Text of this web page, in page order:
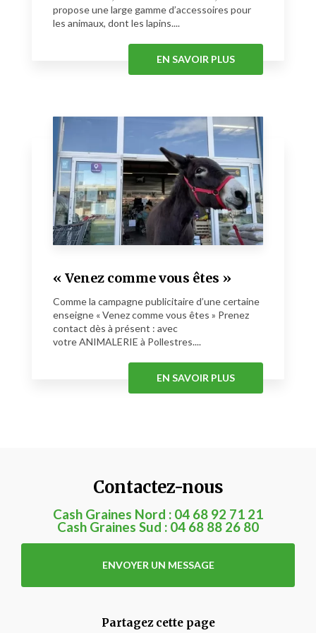
propose une large gamme d’accessoires pour
les animaux, dont les lapins....
EN SAVOIR PLUS
« Venez comme vous êtes »
Comme la campagne publicitaire d’une certaine
enseigne « Venez comme vous êtes » Prenez
contact dès à présent : avec
votre ANIMALERIE à Pollestres....
EN SAVOIR PLUS
Contactez-nous
Cash Graines Nord : 04 68 92 71 21
Cash Graines Sud : 04 68 88 26 80
ENVOYER UN MESSAGE
Partagez cette page